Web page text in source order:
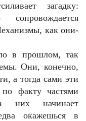
загадку:
как они-
в прошлом, так
Они, конечно,
а тогда сами эти
факту частями
них начинает
окажешься в